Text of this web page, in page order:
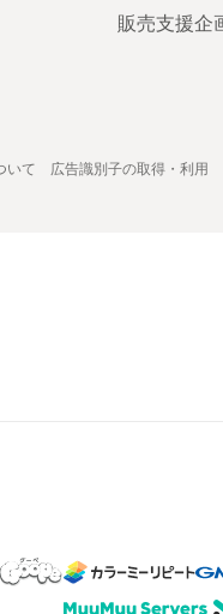
販売支援企
いて 広告識別子の取得・利用